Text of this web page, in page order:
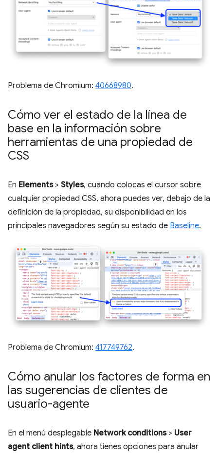
Problema de Chromium: 40668980.
Cómo ver el estado de la línea de
base en la información sobre
herramientas de una propiedad de
CSS
En Elements> Styles, cuando colocas el cursor sobre
cualquier propiedad CSS, ahora puedes ver, debajo de la
definición de la propiedad, su disponibilidad en los
principales navegadores según su estado de Baseline.
Problema de Chromium: 417749762.
Cómo anular los factores de forma en
las sugerencias de clientes de
usuario-agente
En el menú desplegable Network conditions> User
agent client hints, ahora tienes opciones para anular